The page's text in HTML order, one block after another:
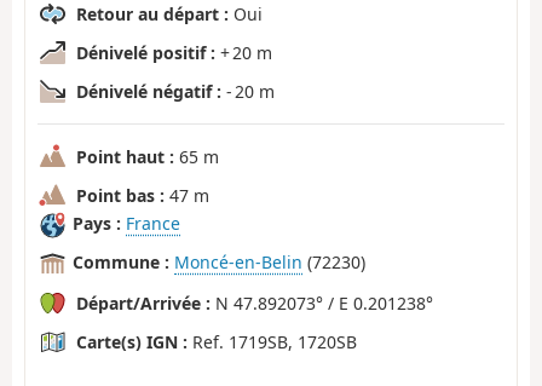
Retour au départ : Oui
Dénivelé positif : + 20 m
Dénivelé négatif : - 20 m
Point haut : 65 m
Point bas : 47 m
Pays : France
Commune : Moncé-en-Belin (72230)
Départ/Arrivée : N 47.892073° / E 0.201238°
Carte(s) IGN : Ref. 1719SB, 1720SB